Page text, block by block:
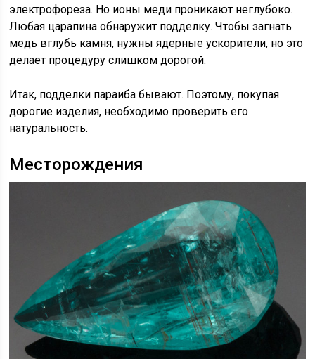
электрофореза. Но ионы меди проникают неглубоко.
Любая царапина обнаружит подделку. Чтобы загнать
медь вглубь камня, нужны ядерные ускорители, но это
делает процедуру слишком дорогой.
Итак, подделки параиба бывают. Поэтому, покупая
дорогие изделия, необходимо проверить его
натуральность.
Месторождения